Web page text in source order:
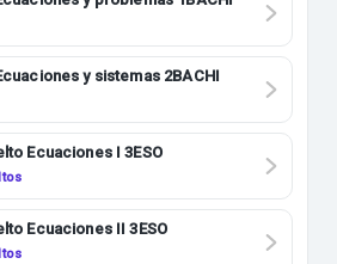
y sistemas 2BACHI
Ecuaciones I 3ESO
Ecuaciones II 3ESO